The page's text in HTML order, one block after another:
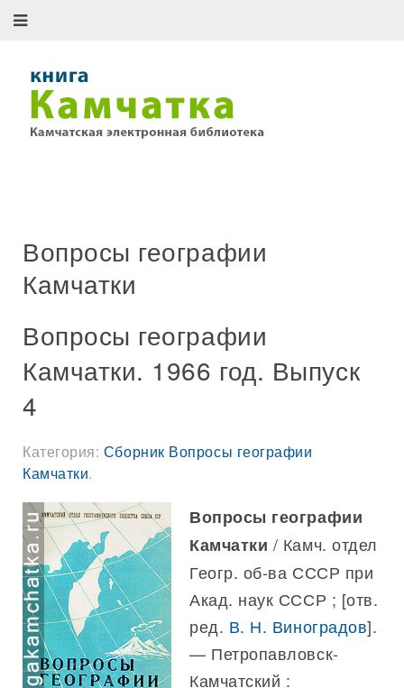
Вопросы географии
Камчатки
Вопросы географии
Камчатки. 1966 год. Выпуск
4
Категория: Сборник Вопросы географии
Камчатки.
Вопросы географии
Камчатки / Камч. отдел
Геогр. об-ва СССР при
Акад. наук СССР ; [отв.
ред. В. Н. Виноградов].
— Петропавловск-
Камчатский :